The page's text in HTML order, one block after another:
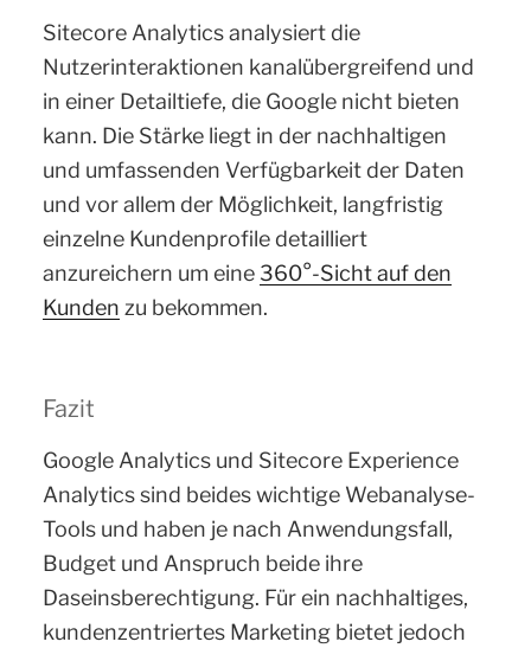
Sitecore Analytics analysiert die
Nutzerinteraktionen kanalübergreifend und
in einer Detailtiefe, die Google nicht bieten
kann. Die Stärke liegt in der nachhaltigen
und umfassenden Verfügbarkeit der Daten
und vor allem der Möglichkeit, langfristig
einzelne Kundenprofile detailliert
anzureichern um eine 360°-Sicht auf den
Kunden zu bekommen.
Fazit
Google Analytics und Sitecore Experience
Analytics sind beides wichtige Webanalyse-
Tools und haben je nach Anwendungsfall,
Budget und Anspruch beide ihre
Daseinsberechtigung. Für ein nachhaltiges,
kundenzentriertes Marketing bietet jedoch